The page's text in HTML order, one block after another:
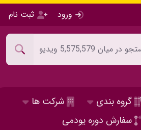
ورود ثبت نام
گروه بندی
شرکت ها
سفارش دوره یودمی